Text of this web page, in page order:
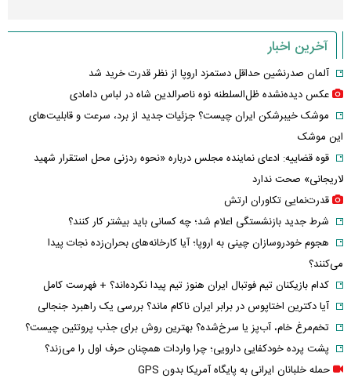
آخرین اخبار
آلمان صدرنشین حداقل دستمزد اروپا از نظر قدرت خرید شد
عکس دیده‌نشده ظل‌السلطنه نوه ناصرالدین شاه در لباس دامادی
موشک خیبرشکن ایران چیست؟ جزئیات جدید از برد، سرعت و قابلیت‌های
این موشک
قوه قضاییه: ادعای نماینده مجلس درباره «نحوه ردزنی محل استقرار شهید
لاریجانی» صحت ندارد
قدرت‌نمایی تکاوران ارتش
شرط جدید بازنشستگی اعلام شد؛ چه کسانی باید بیشتر کار کنند؟
هجوم خودروسازان چینی به اروپا؛ آیا کارخانه‌های بحران‌زده نجات پیدا
می‌کنند؟
کدام بازیکنان تیم فوتبال ایران هنوز تیم پیدا نکرده‌اند؟ + فهرست کامل
آیا دکترین اختاپوس در برابر ایران ناکام ماند؟ بررسی یک راهبرد جنجالی
تخم‌مرغ خام، آب‌پز یا سرخ‌شده؟ بهترین روش برای جذب پروتئین چیست؟
پشت پرده خودکفایی دارویی؛ چرا واردات همچنان حرف اول را می‌زند؟
حمله خلبانان ایرانی به پایگاه آمریکا بدون GPS